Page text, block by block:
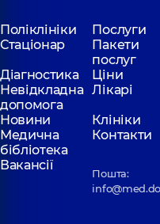
Поліклініки
Послуги
Стаціонар
Пакети
послуг
Діагностика
Ціни
Невідкладна
допомога
Лікарі
Новини
Клініки
Медична
бібліотека
Контакти
Вакансії
Пошта: